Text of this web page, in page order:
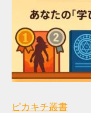
ピカキチ叢書